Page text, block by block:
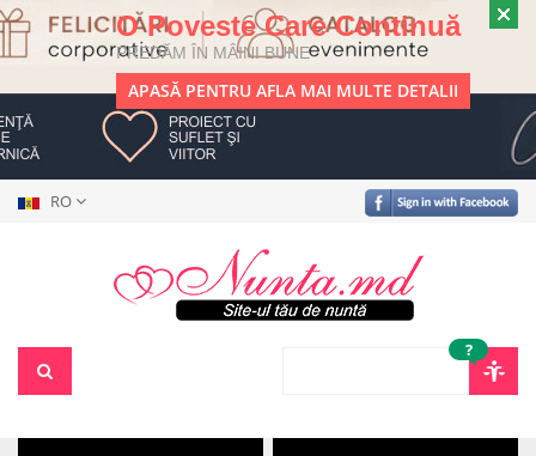
O Poveste Care Continuă
PREDĂM ÎN MÂINI BUNE
APASĂ PENTRU AFLA MAI MULTE DETALII
RO
?